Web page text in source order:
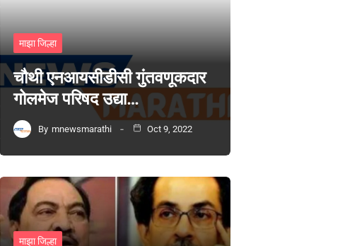
माझा जिल्हा
चौथी एनआयसीडीसी गुंतवणूकदार
गोलमेज परिषद उद्या…
By mnewsmarathi Oct 9, 2022
माझा जिल्हा